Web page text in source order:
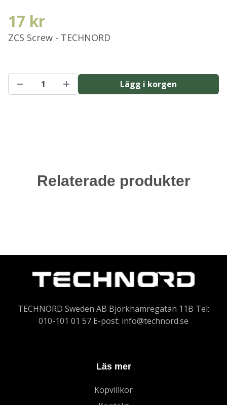
17 kr
ZCS Screw - TECHNORD
Lägg i korgen
Relaterade produkter
TECHNORD Sweden AB Björkhamregatan 11B Tel:
010-101 01 57 E-post: info@technord.se
Läs mer
Köpvillkor